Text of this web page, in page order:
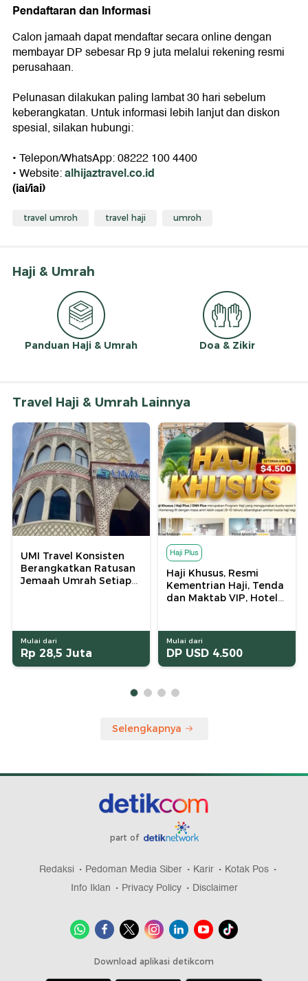
Pendaftaran dan Informasi
Calon jamaah dapat mendaftar secara online dengan
membayar DP sebesar Rp 9 juta melalui rekening resmi
perusahaan.
Pelunasan dilakukan paling lambat 30 hari sebelum
keberangkatan. Untuk informasi lebih lanjut dan diskon
spesial, silakan hubungi:
• Telepon/WhatsApp: 08222 100 4400
• Website:alhijaztravel.co.id
(iai/iai)
travel umroh travel haji umroh
Haji & Umrah
Panduan Haji & Umrah Doa & Zikir
Travel Haji & Umrah Lainnya
UMI Travel Konsisten
Berangkatkan Ratusan
Jemaah Umrah Setiap
Mulai dari
Rp 28,5 Juta
Haji Plus
Haji Khusus, Resmi
Kementrian Haji, Tenda
dan Maktab VIP, Hotel
Mulai dari
DP USD 4.500
Selengkapnya
part of
Redaksi Pedoman Media Siber Karir
Kotak Pos
Info Iklan
Privacy Policy Disclaimer
Download aplikasi detikcom